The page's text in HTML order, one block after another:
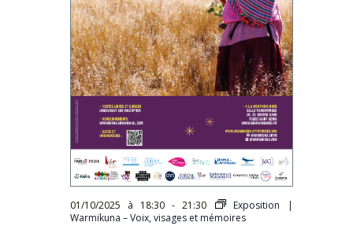
01/10/2025 à 18:30-21:30
Exposition |
Warmikuna – Voix, visages et mémoires